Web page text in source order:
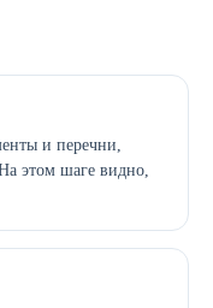
и перечни,
этом шаге видно,